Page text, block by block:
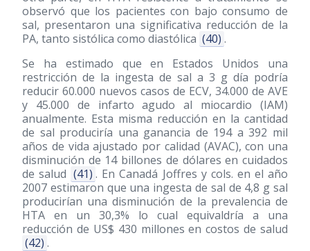
observó que los pacientes con bajo consumo de
sal, presentaron una significativa reducción de la
PA, tanto sistólica como diastólica (40) .
Se ha estimado que en Estados Unidos una
restricción de la ingesta de sal a 3 g día podría
reducir 60.000 nuevos casos de ECV, 34.000 de AVE
y 45.000 de infarto agudo al miocardio (IAM)
anualmente. Esta misma reducción en la cantidad
de sal produciría una ganancia de 194 a 392 mil
años de vida ajustado por calidad (AVAC), con una
disminución de 14 billones de dólares en cuidados
de salud (41) . En Canadá Joffres y cols. en el año
2007 estimaron que una ingesta de sal de 4,8 g sal
producirían una disminución de la prevalencia de
HTA en un 30,3% lo cual equivaldría a una
reducción de US$ 430 millones en costos de salud
(42) .